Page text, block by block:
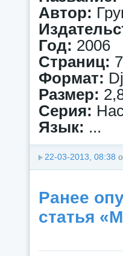
Автор:
Год: 2006
Страниц:
Формат:
Размер:
Серия:
Язык: ...
22-03-2013, 08:38
Ранее
статья